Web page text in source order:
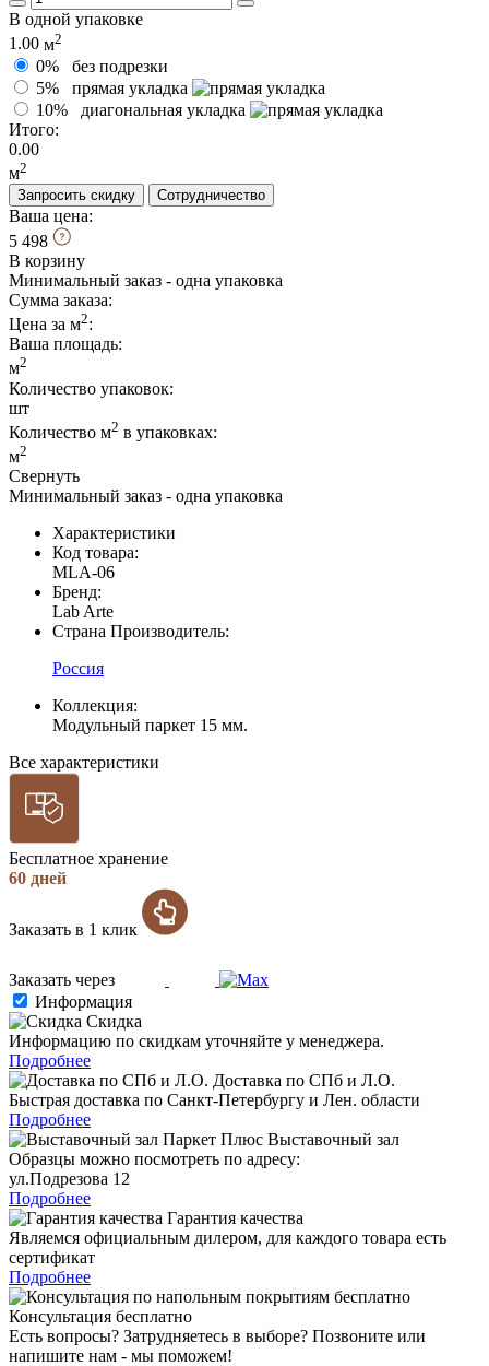
В одной упаковке
1.00 м2
0% без подрезки
5% прямая укладка
10% диагональная укладка
Итого:
0.00
м2
Запросить скидку
Сотрудничество
Ваша цена:
5 498
В корзину
Минимальный заказ - одна упаковка
Сумма заказа:
Цена за м2:
Ваша площадь:
м2
Количество упаковок:
шт
Количество м2 в упаковках:
м2
Свернуть
Минимальный заказ - одна упаковка
Характеристики
Код товара:
MLA-06
Бренд:
Lab Arte
Страна Производитель:
Россия
Коллекция:
Модульный паркет 15 мм.
Все характеристики
Бесплатное хранение
60 дней
Заказать в 1 клик
Заказать через
Информация
Скидка
Информацию по скидкам уточняйте у менеджера.
Подробнее
Доставка по СПб и Л.О.
Быстрая доставка по Санкт-Петербургу и Лен. области
Подробнее
Выставочный зал
Образцы можно посмотреть по адресу:
ул.Подрезова 12
Подробнее
Гарантия качества
Являемся официальным дилером, для каждого товара есть
сертификат
Подробнее
Консультация бесплатно
Есть вопросы? Затрудняетесь в выборе? Позвоните или
напишите нам - мы поможем!